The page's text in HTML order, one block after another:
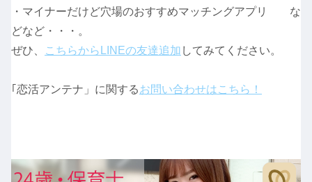
・マイナーだけど穴場のおすすめマッチングアプリ な
どなど・・・。
ぜひ、
こちらからLINEの友達追加 してみてください。
｢恋活アンテナ」に関するお問い合わせはこちら！